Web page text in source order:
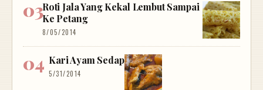
Roti Jala Yang Kekal Lembut Sampai
Ke Petang
8/05/2014
Kari Ayam Sedap
5/31/2014